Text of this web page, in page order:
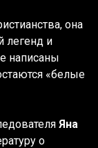
она
легенд и
написаны
«белые
Яна
о